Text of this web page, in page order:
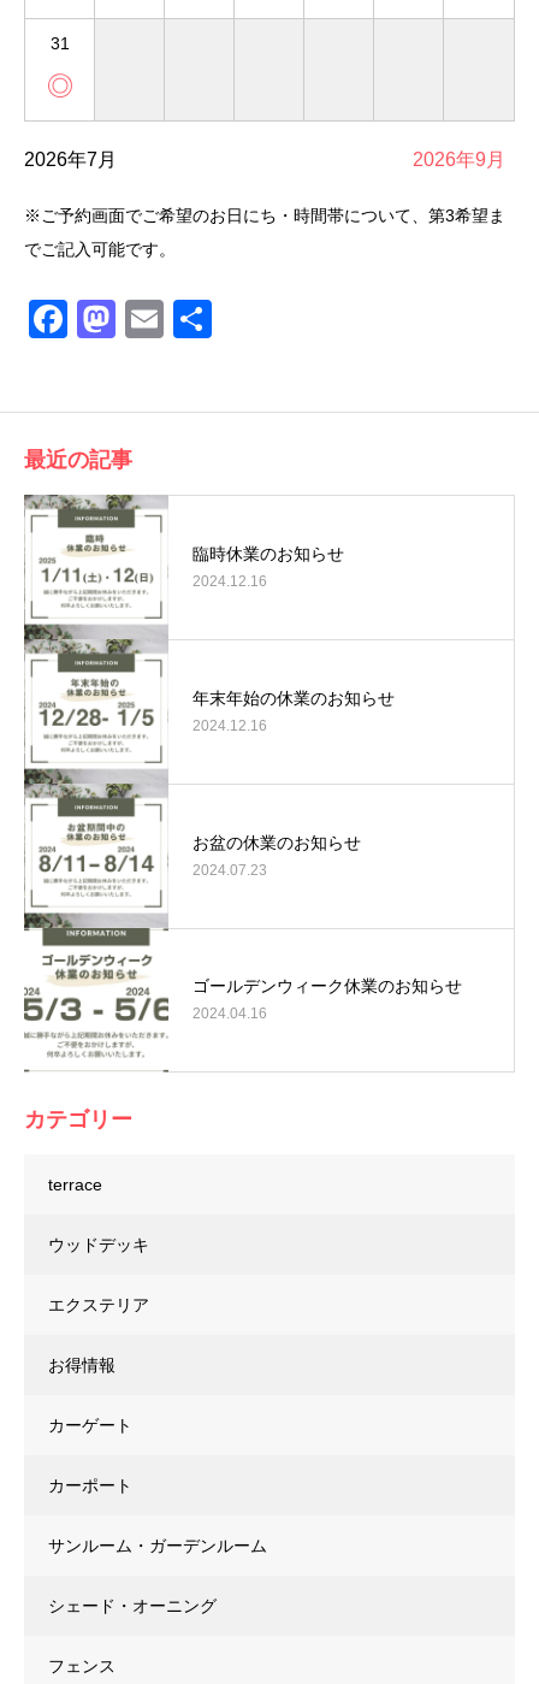
31
◎
2026年7月 2026年9月
※ご予約画面でご希望のお日にち・時間帯について、第3希望ま
でご記入可能です。
Facebook
Mastodon
Email
最近の記事
臨時休業のお知らせ
2024.12.16
年末年始の休業のお知らせ
2024.12.16
お盆の休業のお知らせ
2024.07.23
ゴールデンウィーク休業のお知らせ
2024.04.16
カテゴリー
terrace
ウッドデッキ
エクステリア
お得情報
カーゲート
カーポート
サンルーム・ガーデンルーム
シェード・オーニング
フェンス